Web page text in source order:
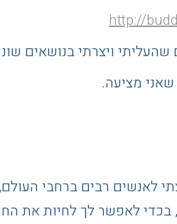
http://
שהעליתי ויצרתי בנושאים
שאני מציעה.
לאנשים רבים ברחבי העולם,
לאפשר לך לחיות את